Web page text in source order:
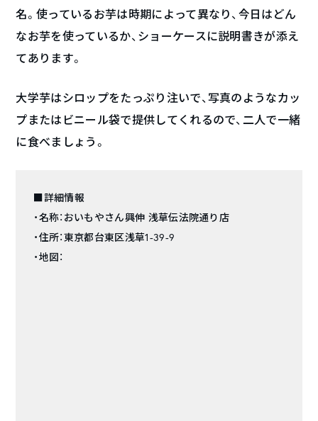
名。使っているお芋は時期によって異なり、今日はどん
なお芋を使っているか、ショーケースに説明書きが添え
てあります。
大学芋はシロップをたっぷり注いで、写真のようなカッ
プまたはビニール袋で提供してくれるので、二人で一緒
に食べましょう。
■詳細情報
・名称：おいもやさん興伸 浅草伝法院通り店
・住所：東京都台東区浅草1-39-9
・地図：